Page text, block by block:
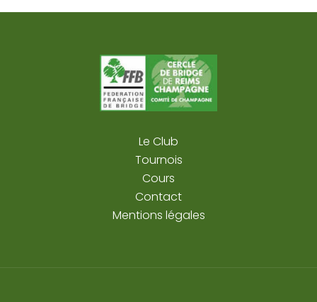
Le Club
Tournois
Cours
Contact
Mentions légales